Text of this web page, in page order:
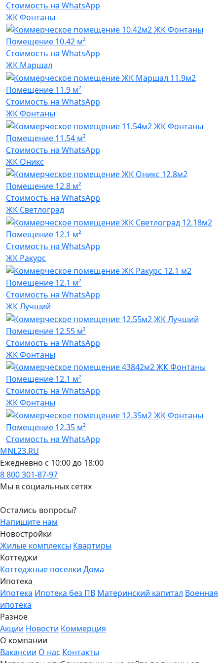
Стоимость на WhatsApp
ЖК Фонтаны
Помещение 10.42 м²
Стоимость на WhatsApp
ЖК Маршал
Помещение 11.9 м²
Стоимость на WhatsApp
ЖК Фонтаны
Помещение 11.54 м²
Стоимость на WhatsApp
ЖК Оникс
Помещение 12.8 м²
Стоимость на WhatsApp
ЖК Светлоград
Помещение 12.1 м²
Стоимость на WhatsApp
ЖК Ракурс
Помещение 12.1 м²
Стоимость на WhatsApp
ЖК Лучший
Помещение 12.55 м²
Стоимость на WhatsApp
ЖК Фонтаны
Помещение 12.1 м²
Стоимость на WhatsApp
ЖК Фонтаны
Помещение 12.35 м²
Стоимость на WhatsApp
MNL23.RU
Ежедневно с 10:00 до 18:00
8 800 301-87-97
Мы в социальных сетях
Остались вопросы?
Напишите нам
Новостройки
Жилые комплексы Квартиры
Коттеджи
Коттеджные поселки Дома
Ипотека
Ипотека Ипотека без ПВ Материнский капитал Военная
ипотека
Разное
Акции Новости Коммерция
О компании
Вакансии О нас Контакты